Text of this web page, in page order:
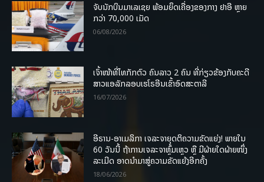
ຈັບນັກບິນມາເລເຊຍ ພ້ອມຍຶດເຄື່ອງຂອງກາງ ຢາອີ ຫຼາຍ
ກວ່າ 70,000 ເມັດ
06/08/2026
ເຈົ້າໜ້າທີ່ໄທກັກຕົວ ຄົນລາວ 2 ຄົນ ທີ່ກ່ຽວຂ້ອງກັບຄະດີ
ສາວແອລັກລອບເຮໂຣອີນເຂົ້າອົດສະຕາລີ
16/07/2026
ອີຣານ-ອາເມລິກາ ເຈລະຈາຍຸດຕິຄວາມຂັດແຍ່ງ! ພາຍໃນ
60 ວັນນີ້ ຖ້າການເຈລະຈາຫຼົ້ມເຫຼວ ຫຼື ມີຝ່າຍໃດຝ່າຍໜຶ່ງ
ລະເມີດ ອາດນໍາມາສູ່ຄວາມຂັດແຍ້ງອີກຄັ້ງ
18/06/2026